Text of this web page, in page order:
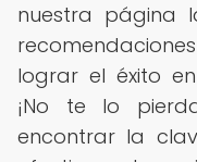
nuestra página
lograr el éxito
¡No te lo
encontrar la